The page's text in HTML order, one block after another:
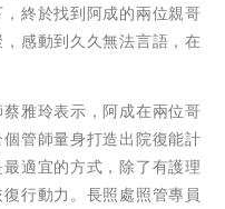
終於找到阿成的兩位親哥
感動到久久無法言語，在
雅玲表示，阿成在兩位哥
管師量身打造出院復能計
適宜的方式，除了有護理
行動力。長照處照管專員